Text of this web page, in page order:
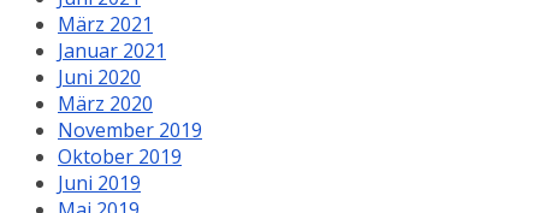
März 2021
Januar 2021
Juni 2020
März 2020
November 2019
Oktober 2019
Juni 2019